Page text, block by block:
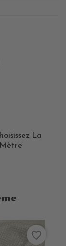
La
favorite_border